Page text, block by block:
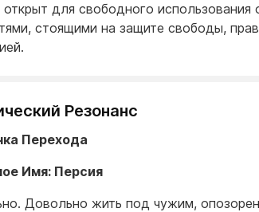
для свободного использования
стоящими на защите свободы,
Резонанс
Перехода
Имя: Персия
Довольно жить под чужим,